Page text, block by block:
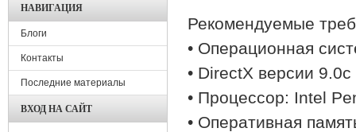
Рекомендуемые
• Операционная
• DirectX версии
• Процессор: Intel
• Оперативная
НАВИГАЦИЯ
Блоги
Контакты
Последние материалы
ВХОД НА САЙТ